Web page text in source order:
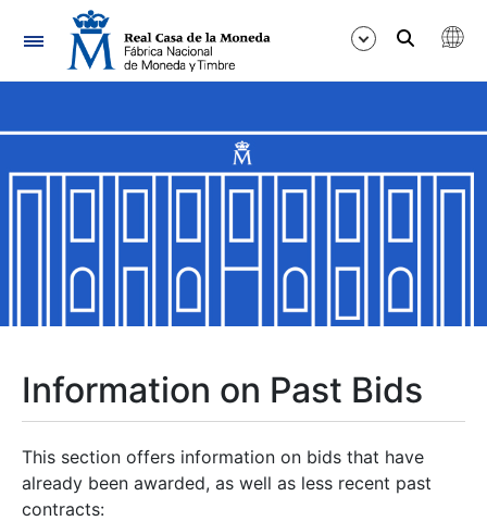
Navigation
Show/Hide
Show/Hide
Show/Hide
Information on Past Bids
This section offers information on bids that have
already been awarded, as well as less recent past
contracts: